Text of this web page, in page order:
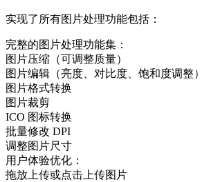
实现了所有图片处理功能包括：
完整的图片处理功能集：
图片压缩（可调整质量）
图片编辑（亮度、对比度、饱和度调整）
图片格式转换
图片裁剪
ICO 图标转换
批量修改 DPI
调整图片尺寸
用户体验优化：
拖放上传或点击上传图片